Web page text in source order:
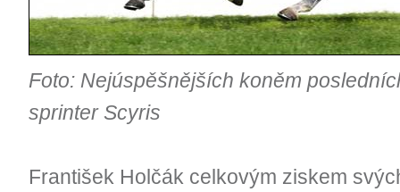
Foto: Nejúspěšnějších koněm
sprinter Scyris
František Holčák celkovým ziskem